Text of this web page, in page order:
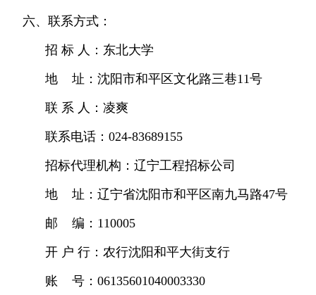
六、联系方式：
招 标 人：东北大学
地 址：沈阳市和平区文化路三巷11号
联 系 人：凌爽
联系电话：024-83689155
招标代理机构：辽宁工程招标公司
地 址：辽宁省沈阳市和平区南九马路47号
邮 编：110005
开 户 行：农行沈阳和平大街支行
账 号：06135601040003330